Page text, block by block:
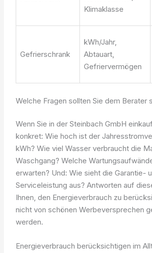
Klimaklasse
Gefrierschrank
kWh/Jahr,
Abtauart,
Gefriervermögen
Welche Fragen sollten Sie dem Berater
Wenn Sie in der Steinbach GmbH
konkret: Wie hoch ist der
kWh? Wie viel Wasser verbraucht die
Waschgang? Welche
erwarten? Und: Wie sieht die Garantie-
Serviceleistung aus? Antworten auf
Ihnen, den Energieverbrauch zu
nicht von schönen Werbeversprechen
werden.
Energieverbrauch berücksichtigen im